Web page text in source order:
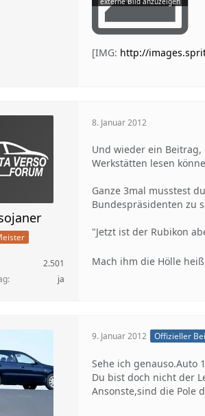
[IMG: http://
2.501
ja
8. Januar 2012
Und wieder ein
Werkstätten lesen
Ganze 3mal musstest
Bundespräsidenten zu
"Jetzt ist der Rubikon
Mach ihm die Hölle
9. Januar 2012 Offizieller
Sehe ich genauso.Auto
Du bist doch nicht der
Ansonste,sind die Pole